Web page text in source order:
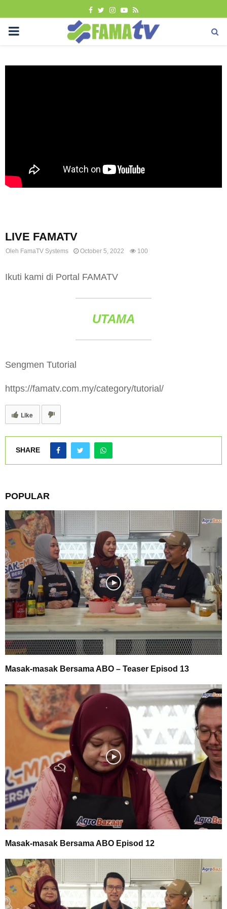
FACEBOOK
TWITTER
INSTAGRAM
YOUTUBE
RSS
PRIMARY
LIVE FAMATV
Oleh FamaTV Systems October 5, 2022 100
Ikuti kami di Portal FAMATV
UTAMA
Sengmen Tutorial
https://famatv.com.my/category/tutorial/
Like
SHARE
POPULAR
Masak-masak Bersama ABO – Teaser Episod 13
Masak-masak Bersama ABO Episod 12